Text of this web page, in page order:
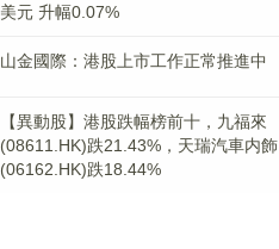
美元 升幅0.07%
山金國際：港股上市工作正常推進中
【異動股】港股跌幅榜前十，九福來
(08611.HK)跌21.43%，天瑞汽車内飾
(06162.HK)跌18.44%